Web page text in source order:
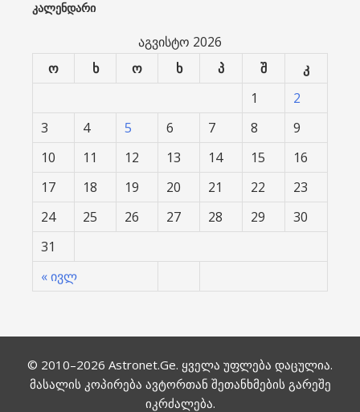
ᲙᲐᲚᲔᲜᲓᲐᲠᲘ
აგვისტო 2026
ო
ხ ო ხ პ შ კ
« ივლ
1
2
3
4 5 6 7 8
9
10
11 12 13 14 15
16
17
18 19 20 21 22
23
24
25 26 27 28 29
30
31
© 2010–2026 Astronet.Ge. ყველა უფლება დაცულია.
მასალის კოპირება ავტორთან შეთანხმების გარეშე
იკრძალება.